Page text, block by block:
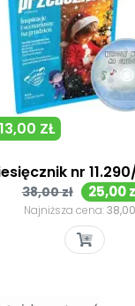
nr
Cena
podstawowa
38,00 zł Cena
25,00
Najniższa cena:38,00
ZŁ
Szybki